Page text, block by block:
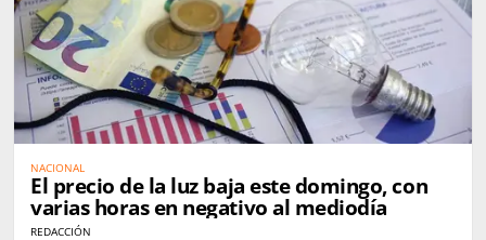
NACIONAL
El precio de la luz baja este domingo, con
varias horas en negativo al mediodía
REDACCIÓN